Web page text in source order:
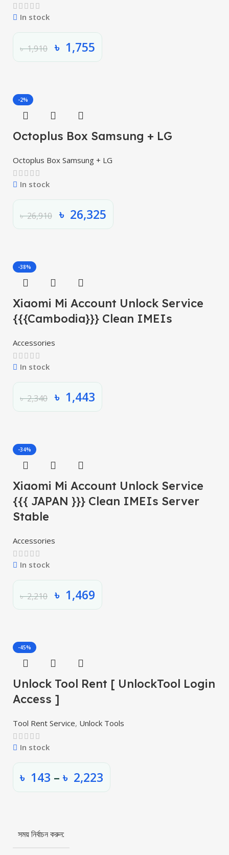
In stock
৳1,910 ৳ 1,755
-2%
Octoplus Box Samsung + LG
Octoplus Box Samsung + LG
In stock
৳26,910 ৳ 26,325
-38%
Xiaomi Mi Account Unlock Service
{{{Cambodia}}} Clean IMEIs
Accessories
In stock
৳2,340 ৳ 1,443
-34%
Xiaomi Mi Account Unlock Service
{{{ JAPAN }}} Clean IMEIs Server
Stable
Accessories
In stock
৳2,210 ৳ 1,469
-45%
Unlock Tool Rent [ UnlockTool Login
Access ]
Tool Rent Service, Unlock Tools
In stock
৳ 143 – ৳ 2,223
সময় নির্বাচন করুন